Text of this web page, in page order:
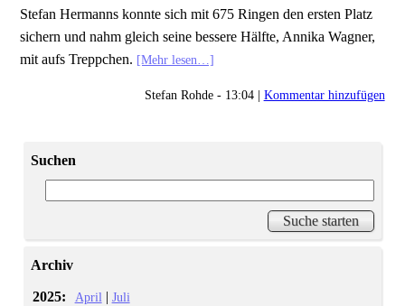
Stefan Hermanns konnte sich mit 675 Ringen den ersten Platz
sichern und nahm gleich seine bessere Hälfte, Annika Wagner,
mit aufs Treppchen. [Mehr lesen…]
Stefan Rohde - 13:04 | Kommentar hinzufügen
Suchen
Archiv
2025: April | Juli